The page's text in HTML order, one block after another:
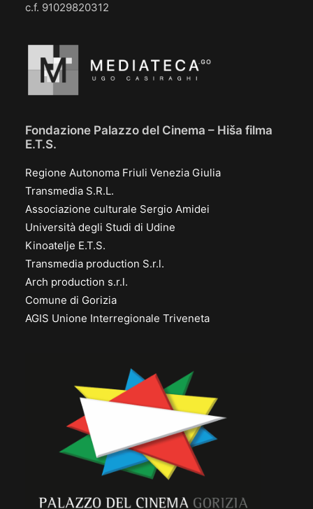
c.f. 91029820312
Fondazione Palazzo del Cinema – Hiša filma
E.T.S.
Regione Autonoma Friuli Venezia Giulia
Transmedia S.R.L.
Associazione culturale Sergio Amidei
Università degli Studi di Udine
Kinoatelje E.T.S.
Transmedia production S.r.l.
Arch production s.r.l.
Comune di Gorizia
AGIS Unione Interregionale Triveneta